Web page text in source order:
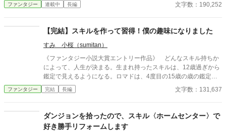
を持ちながら、属性魔法を一切使えない無能だと判明。さらに授
で……。 そのため、実力至上主義の侯爵家では、アルフレッドが
人々の目に留まることを恐れ、事故に見せかけて処分することを
決定。『呪われた魔の森』と呼ばれる、誰も近寄ることのない森
へ捨てられてしまう。 この状況に、死を覚悟するアルフレッド。
しかしここで彼の前に現れたのは、敵意のない妖精たちで。なぜ
か彼らに気に入られたアルフレッドは、導かれるままにある場所
てしまいそうな『世界樹』だった。 するとそこで、ハズレスキル
たらなおじ守護精霊や、もふもふの神獣たちに囲まれながら、世
界樹の元で新たな生活を送ることになるのだった。
ファンタジー 連載中 長編 文字数：190,252
【完結】スキルを作って習得！僕の趣味になりました
すみ 小桜（sumitan）
《ファンタジー小説大賞エントリー作品》 どんなスキル持ちか
によって、人生が決まる。生まれ持ったスキルは、12歳過ぎから
鑑定で見えるようになる。ロマドは、4度目の15歳の歳の鑑定
で、『スキル錬金』という優秀なスキルだと鑑定され……たと思
ったが、錬金とつくが熟練度が上がらない！結局、使えないスキ
度が上がるんだと思っていたところで、熟練度の上げ方を発見！
スキルの扱いを錬金にしてもらおうとするも却下された為、仕
方なくあきらめた。だが、ふと「作成条件」という文字が目の前
ファンタジー 完結 長編 文字数：131,637
ダンジョンを拾ったので、スキル〈ホームセンター〉で
好き勝手リフォームします